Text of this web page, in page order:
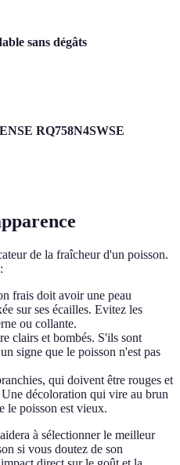
sans dégâts
RQ758N4SWSE
de la fraîcheur d'un poisson.
frais doit avoir une peau
sur ses écailles. Evitez les
ou collante.
clairs et bombés. S'ils sont
signe que le poisson n'est pas
qui doivent être rouges et
décoloration qui vire au brun
le poisson est vieux.
à sélectionner le meilleur
si vous doutez de son